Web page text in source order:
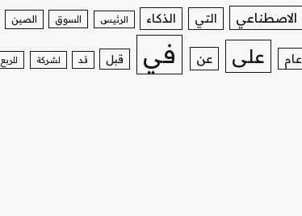
الاصطناعي التي الذكاء الرئيس السوق الصين
عام على عن في قبل قد لشركة للربع